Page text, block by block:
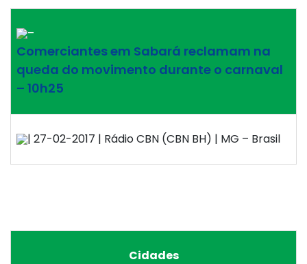
–
Comerciantes em Sabará reclamam na
queda do movimento durante o carnaval
– 10h25
| 27-02-2017 | Rádio CBN (CBN BH) | MG – Brasil
Cidades